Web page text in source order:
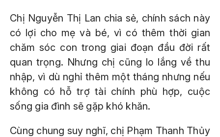
Chị Nguyễn Thị Lan chia sẻ, chính sách này
có lợi cho mẹ và bé, vì có thêm thời gian
chăm sóc con trong giai đoạn đầu đời rất
quan trọng. Nhưng chị cũng lo lắng về thu
nhập, vì dù nghỉ thêm một tháng nhưng nếu
không có hỗ trợ tài chính phù hợp, cuộc
sống gia đình sẽ gặp khó khăn.
Cùng chung suy nghĩ, chị Phạm Thanh Thủy